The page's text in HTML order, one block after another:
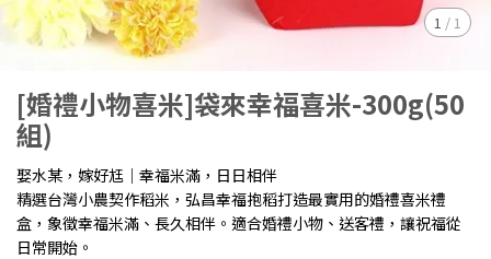
1 / 1
[婚禮小物喜米]袋來幸福喜米-300g(50
組)
娶水某，嫁好尪｜幸福米滿，日日相伴
精選台灣小農契作稻米，弘昌幸福抱稻打造最實用的婚禮喜米禮
盒，象徵幸福米滿、長久相伴。適合婚禮小物、送客禮，讓祝福從
日常開始。